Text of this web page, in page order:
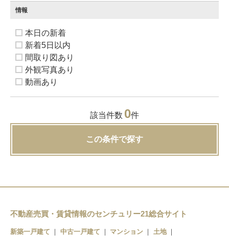
情報
本日の新着
新着5日以内
間取り図あり
外観写真あり
動画あり
該当件数 0件
この条件で探す
不動産売買・賃貸情報のセンチュリー21総合サイト
新築一戸建て 中古一戸建て マンション
土地